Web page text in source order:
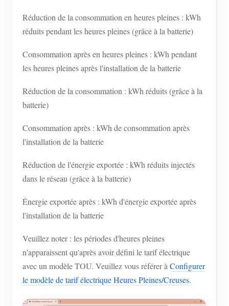
Réduction de la consommation en heures pleines : kWh
réduits pendant les heures pleines (grâce à la batterie)
Consommation après en heures pleines : kWh pendant
les heures pleines après l'installation de la batterie
Réduction de la consommation : kWh réduits (grâce à la
batterie)
Consommation après : kWh de consommation après
l'installation de la batterie
Réduction de l'énergie exportée : kWh réduits injectés
dans le réseau (grâce à la batterie)
Énergie exportée après : kWh d'énergie exportée après
l'installation de la batterie
Veuillez noter : les périodes d'heures pleines
n'apparaissent qu'après avoir défini le tarif électrique
avec un modèle TOU. Veuillez vous référer à Configurer
le modèle de tarif électrique Heures Pleines/Creuses.